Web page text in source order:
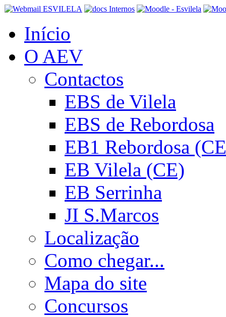
Início
O AEV
Contactos
EBS de Vilela
EBS de Rebordosa
EB1 Rebordosa
EB Vilela (CE)
EB Serrinha
JI S.Marcos
Localização
Como chegar...
Mapa do site
Concursos